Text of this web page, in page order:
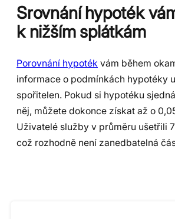
Srovnání hypoték
k nižším splátkám
Porovnání hypoték vám během
informace o podmínkách hypotéky
spořitelen. Pokud si hypotéku
něj, můžete dokonce získat až o
Uživatelé služby v průměru ušetřili
což rozhodně není zanedbatelná